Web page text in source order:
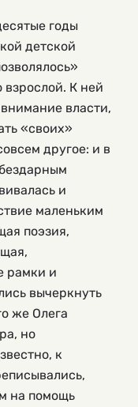
годы
детской
взрослой. К ней
власти,
«своих»
другое: и в
и
маленьким
поэзия,
рамки и
вычеркнуть
же Олега
но
к
на помощь